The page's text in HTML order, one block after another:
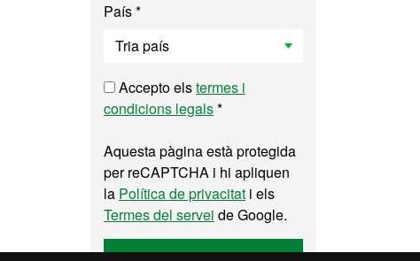
País *
Accepto elstermes i
condicions legals*
Aquesta pàgina està protegida
per reCAPTCHA i hi apliquen
la Política de privacitat i els
Termes del servei de Google.